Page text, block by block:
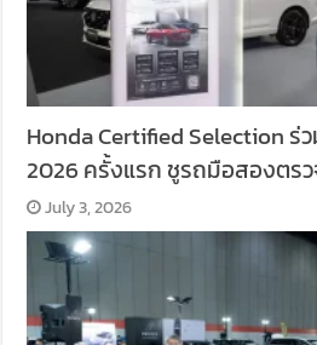
Honda Certified Selection ร่
2026 ครั้งแรก ชูรถมือสองตรว
July 3, 2026